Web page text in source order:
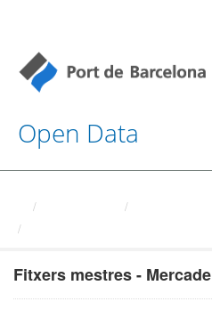
Open Data
Fitxers mestres -